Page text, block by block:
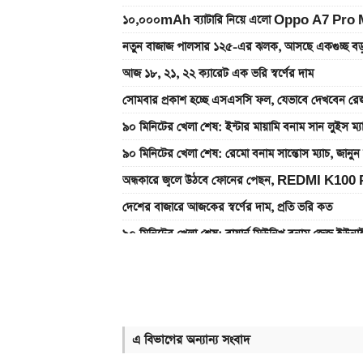
১০,০০০mAh ব্যাটারি নিয়ে এলো Oppo A7 Pro
নতুন বাজাজ পালসার ১২৫-এর ঝলক, আসছে একগুচ্ছ বড়
আজ ১৮, ২১, ২২ ক্যারেট এক ভরি স্বর্ণের দাম
সোমবার প্রকাশ হচ্ছে এসএসসি ফল, যেভাবে দেখবেন
৯০ মিনিটের খেলা শেষ: ইন্টার মায়ামি বনাম সান লুইস
৯০ মিনিটের খেলা শেষ: রেমো বনাম সান্তোস ম্যাচ,
অন্ধকারে জ্বলে উঠবে ফোনের পেছন, REDMI
দেশের বাজারে আজকের স্বর্ণের দাম, প্রতি ভরি কত
৯০ মিনিটের খেলা শেষ: বায়ার্ন মিউনিখ বনাম জেজু
একটু পর শুরু, চেলসি ও জুভেন্টাস ম্যাচ; লাইভ দেখুন
এ বিভাগের অন্যান্য সংবাদ